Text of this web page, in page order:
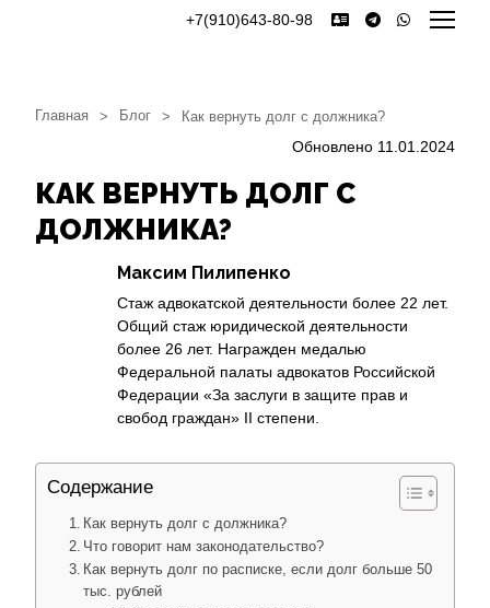
+7(910)643-80-98
Главная > Блог > Как вернуть долг с должника?
Обновлено 11.01.2024
КАК ВЕРНУТЬ ДОЛГ С
ДОЛЖНИКА?
Максим Пилипенко
Стаж адвокатской деятельности более 22 лет.
Общий стаж юридической деятельности
более 26 лет. Награжден медалью
Федеральной палаты адвокатов Российской
Федерации «За заслуги в защите прав и
свобод граждан» II степени.
Содержание
Как вернуть долг с должника?
Что говорит нам законодательство?
Как вернуть долг по расписке, если долг больше 500
тыс. рублей